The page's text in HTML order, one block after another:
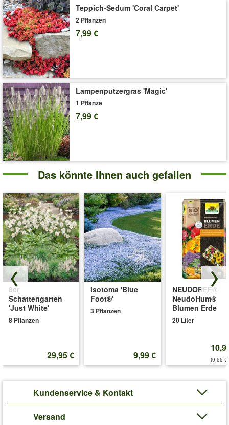
Teppich-Sedum 'Coral Carpet'
2 Pflanzen
7,99 €
Lampenputzergras 'Magic'
1 Pflanze
7,99 €
Das könnte Ihnen auch gefallen
8er
Schattengarten
'Just White'
8 Pflanzen
29,95 €
Isotoma 'Blue
Foot®'
3 Pflanzen
9,99 €
NEUDORFF®
NeudoHum®
Blumen Erde
20 Liter
(0,55
Kundenservice & Kontakt
Versand